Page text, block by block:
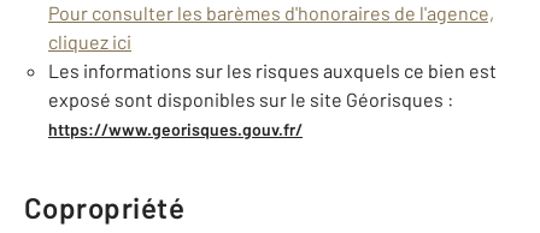
Pour consulter les barèmes d'honoraires de l'agence,
cliquez ici
Les informations sur les risques auxquels ce bien est
exposé sont disponibles sur le site Géorisques :
https://www.georisques.gouv.fr/
Copropriété